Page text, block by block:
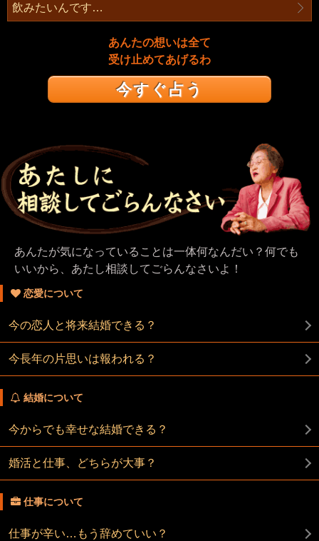
飲みたいんです…
あんたの想いは全て
受け止めてあげるわ
今すぐ占う
あんたが気になっていることは一体何なんだい？何でも
いいから、あたし相談してごらんなさいよ！
恋愛について
今の恋人と将来結婚できる？
今長年の片思いは報われる？
結婚について
今からでも幸せな結婚できる？
婚活と仕事、どちらが大事？
仕事について
仕事が辛い…もう辞めていい？